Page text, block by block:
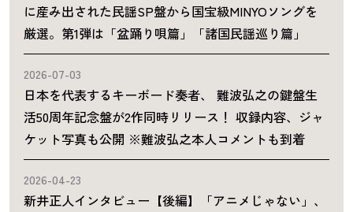
に産み出された民謡SP盤から国宝級MINYOソングを
厳選。第1弾は「盆踊り唄篇」「諸国民謡巡り篇」
2026-07-03
日本を代表するキーボード奏者、 難波弘之の鍵盤生
活50周年記念盤が2作同時リリース！ 収録内容、ジャ
ケット写真も公開 ※難波弘之本人コメントも到着
2026-04-23
新井正人インタビュー【後編】「アニメじゃない」、